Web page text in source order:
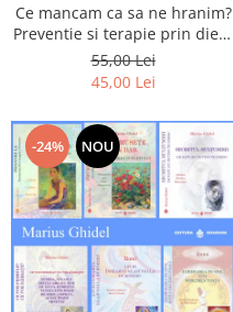
Ce mancam ca sa ne hranim?
Preventie si terapie prin dieta
in bolile cardiovasculare si in
diabetul zaharat
55,00 Lei
45,00 Lei
-24% NOU